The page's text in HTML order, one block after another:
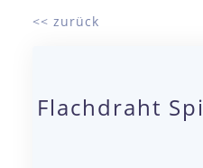
<< zurück
Flachdraht